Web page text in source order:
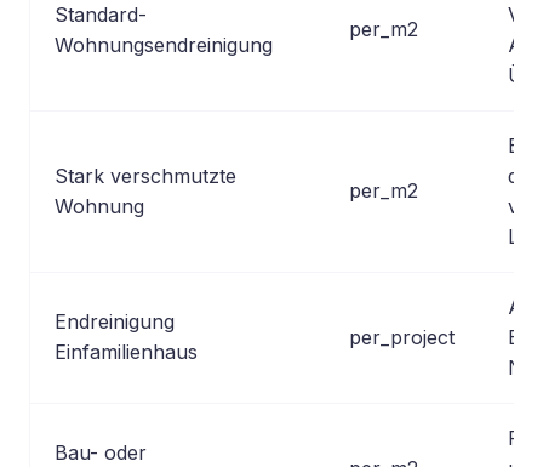
Standard-
Wohnungsendreinigung
per_m2
Stark verschmutzte
Wohnung
per_m2
Endreinigung
Einfamilienhaus
per_project
Bau- oder